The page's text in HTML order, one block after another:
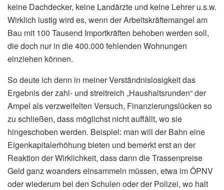
keine Dachdecker, keine Landärzte und keine Lehrer u.s.w.
Wirklich lustig wird es, wenn der Arbeitskräftemangel am
Bau mit 100 Tausend Importkräften behoben werden soll,
die doch nur in die 400.000 fehlenden Wohnungen
einziehen können.
So deute ich denn in meiner Verständnislosigkeit das
Ergebnis der zahl- und streitreich „Haushaltsrunden“ der
Ampel als verzweifelten Versuch, Finanzierungslücken so
zu schließen, dass möglichst nicht auffällt, wo sie
hingeschoben werden. Beispiel: man will der Bahn eine
Eigenkapitalerhöhung bieten und bemerkt erst an der
Reaktion der Wirklichkeit, dass dann die Trassenpreise
Geld ganz woanders einsammeln müssen, etwa im ÖPNV
oder wiederum bei den Schulen oder der Polizei, wo halt